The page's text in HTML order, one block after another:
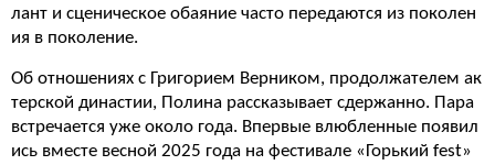
лант и сценическое обаяние часто передаются из поколен
ия в поколение.
Об отношениях с Григорием Верником, продолжателем ак
терской династии, Полина рассказывает сдержанно. Пара
встречается уже около года. Впервые влюбленные появил
ись вместе весной 2025 года на фестивале «Горький fest»